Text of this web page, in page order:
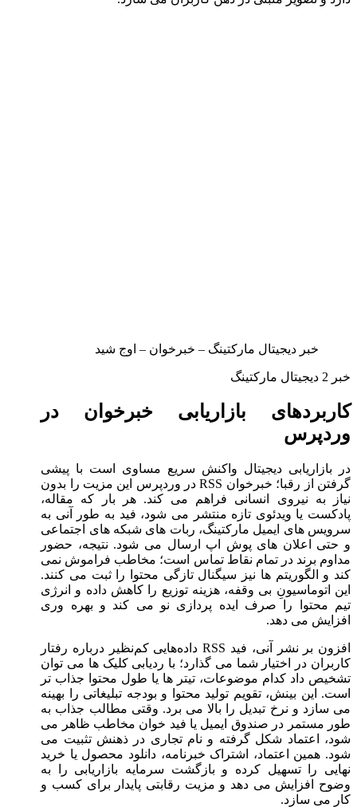
خبر دیجیتال مارکتینگ – خبرخوان – اوج شید
خبر 2 دیجیتال مارکتینگ
کاربردهای بازاریابی خبرخوان در
وردپرس
در بازاریابی دیجیتال واکنش سریع مساوی است با پیشی
گرفتن از رقبا؛ خبرخوان RSS در وردپرس این مزیت را بدون
نیاز به نیروی انسانی فراهم می‌ کند. هر بار که مقاله،
پادکست یا ویدئوی تازه منتشر می ‌شود، فید به‌ طور آنی به
سرویس‌ های ایمیل مارکتینگ، ربات‌ های شبکه‌ های اجتماعی
و حتی اعلان ‌های پوش اپ ارسال می‌ شود. نتیجه، حضور
مداوم برند در تمام نقاط تماس است؛ مخاطب فراموش نمی
‌کند و الگوریتم ‌ها نیز سیگنال تازگی محتوا را ثبت می ‌کنند.
این اتوماسیونِ بی ‌وقفه، هزینه توزیع را کاهش داده و انرژی
تیم محتوا را صرف ایده‌ پردازی نو می ‌کند و بهره‌ وری
افزایش می ‌دهد.
افزون‌ بر نشر آنی، فید RSS داده‌هایی کم‌نظیر درباره رفتار
کاربران در اختیار شما می ‌گذارد؛ با ردیابی کلیک‌ ­ها می ‌توان
تشخیص داد کدام موضوعات، تیتر ها یا طول محتوا جذاب‌ تر
است. این بینش، تقویم تولید محتوا و بودجه تبلیغاتی را بهینه
می ‌سازد و نرخ تبدیل را بالا می ‌برد. وقتی مطالب جذاب به
‌طور مستمر در صندوق ایمیل یا فید خوان مخاطب ظاهر می‌
شود، اعتماد شکل گرفته و نام تجاری در ذهنش تثبیت می
‌شود. همین اعتماد، اشتراک خبرنامه، دانلود محصول یا خرید
نهایی را تسهیل کرده و بازگشت سرمایه بازاریابی را به
‌وضوح افزایش می‌ دهد و مزیت رقابتی پایدار برای کسب ‌و
کار می ‌سازد.